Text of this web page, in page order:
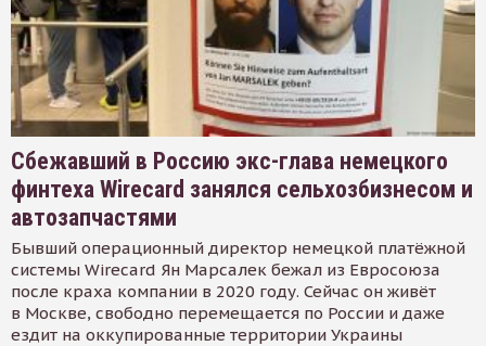
Сбежавший в Россию экс-глава немецкого
финтеха Wirecard занялся сельхозбизнесом и
автозапчастями
Бывший операционный директор немецкой платёжной
системы Wirecard Ян Марсалек бежал из Евросоюза
после краха компании в 2020 году. Сейчас он живёт
в Москве, свободно перемещается по России и даже
ездит на оккупированные территории Украины